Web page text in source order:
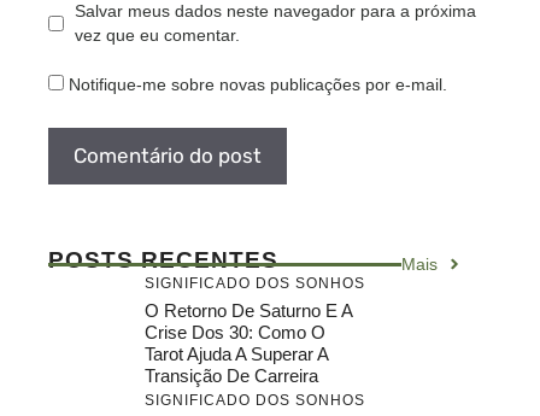
Salvar meus dados neste navegador para a próxima
vez que eu comentar.
Notifique-me sobre novas publicações por e-mail.
POSTS RECENTES Mais
SIGNIFICADO DOS SONHOS
O Retorno De Saturno E A
Crise Dos 30: Como O
Tarot Ajuda A Superar A
Transição De Carreira
SIGNIFICADO DOS SONHOS